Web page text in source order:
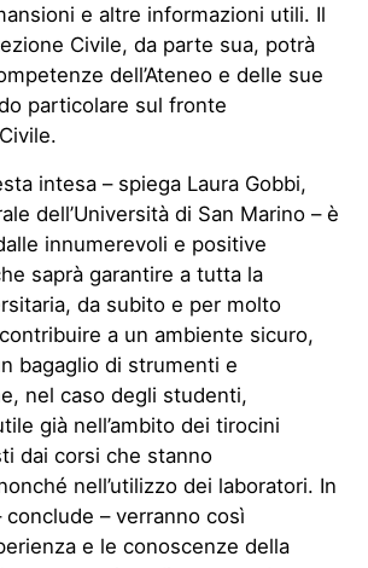
e altre informazioni utili. Il
Civile, da parte sua, potrà
dell’Ateneo e delle sue
particolare sul fronte
intesa – spiega Laura Gobbi,
dell’Università di San Marino – è
innumerevoli e positive
saprà garantire a tutta la
da subito e per molto
a un ambiente sicuro,
bagaglio di strumenti e
nel caso degli studenti,
già nell’ambito dei tirocini
dai corsi che stanno
nell’utilizzo dei laboratori. In
– verranno così
e le conoscenze della